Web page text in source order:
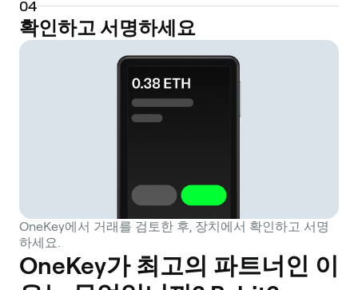
04
확인하고 서명하세요
OneKey에서 거래를 검토한 후, 장치에서 확인하고 서명
하세요.
OneKey가 최고의 파트너인 이